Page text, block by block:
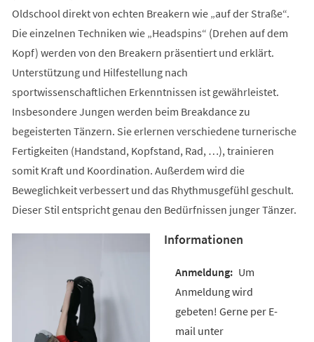
Oldschool direkt von echten Breakern wie „auf der Straße“.
Die einzelnen Techniken wie „Headspins“ (Drehen auf dem
Kopf) werden von den Breakern präsentiert und erklärt.
Unterstützung und Hilfestellung nach
sportwissenschaftlichen Erkenntnissen ist gewährleistet.
Insbesondere Jungen werden beim Breakdance zu
begeisterten Tänzern. Sie erlernen verschiedene turnerische
Fertigkeiten (Handstand, Kopfstand, Rad, …), trainieren
somit Kraft und Koordination. Außerdem wird die
Beweglichkeit verbessert und das Rhythmusgefühl geschult.
Dieser Stil entspricht genau den Bedürfnissen junger Tänzer.
Informationen
Um
Anmeldung wird
gebeten! Gerne per E-
mail unter